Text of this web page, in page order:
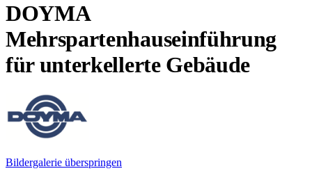
DOYMA
Mehrspartenhauseinführung
für unterkellerte Gebäude
Bildergalerie überspringen